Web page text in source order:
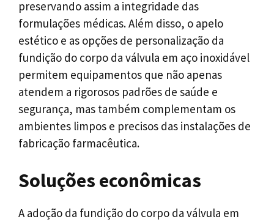
preservando assim a integridade das
formulações médicas. Além disso, o apelo
estético e as opções de personalização da
fundição do corpo da válvula em aço inoxidável
permitem equipamentos que não apenas
atendem a rigorosos padrões de saúde e
segurança, mas também complementam os
ambientes limpos e precisos das instalações de
fabricação farmacêutica.
Soluções econômicas
A adoção da fundição do corpo da válvula em